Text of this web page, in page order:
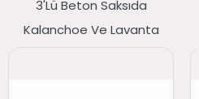
3'lü Beton Saksıda
Kalanchoe Ve Lavanta